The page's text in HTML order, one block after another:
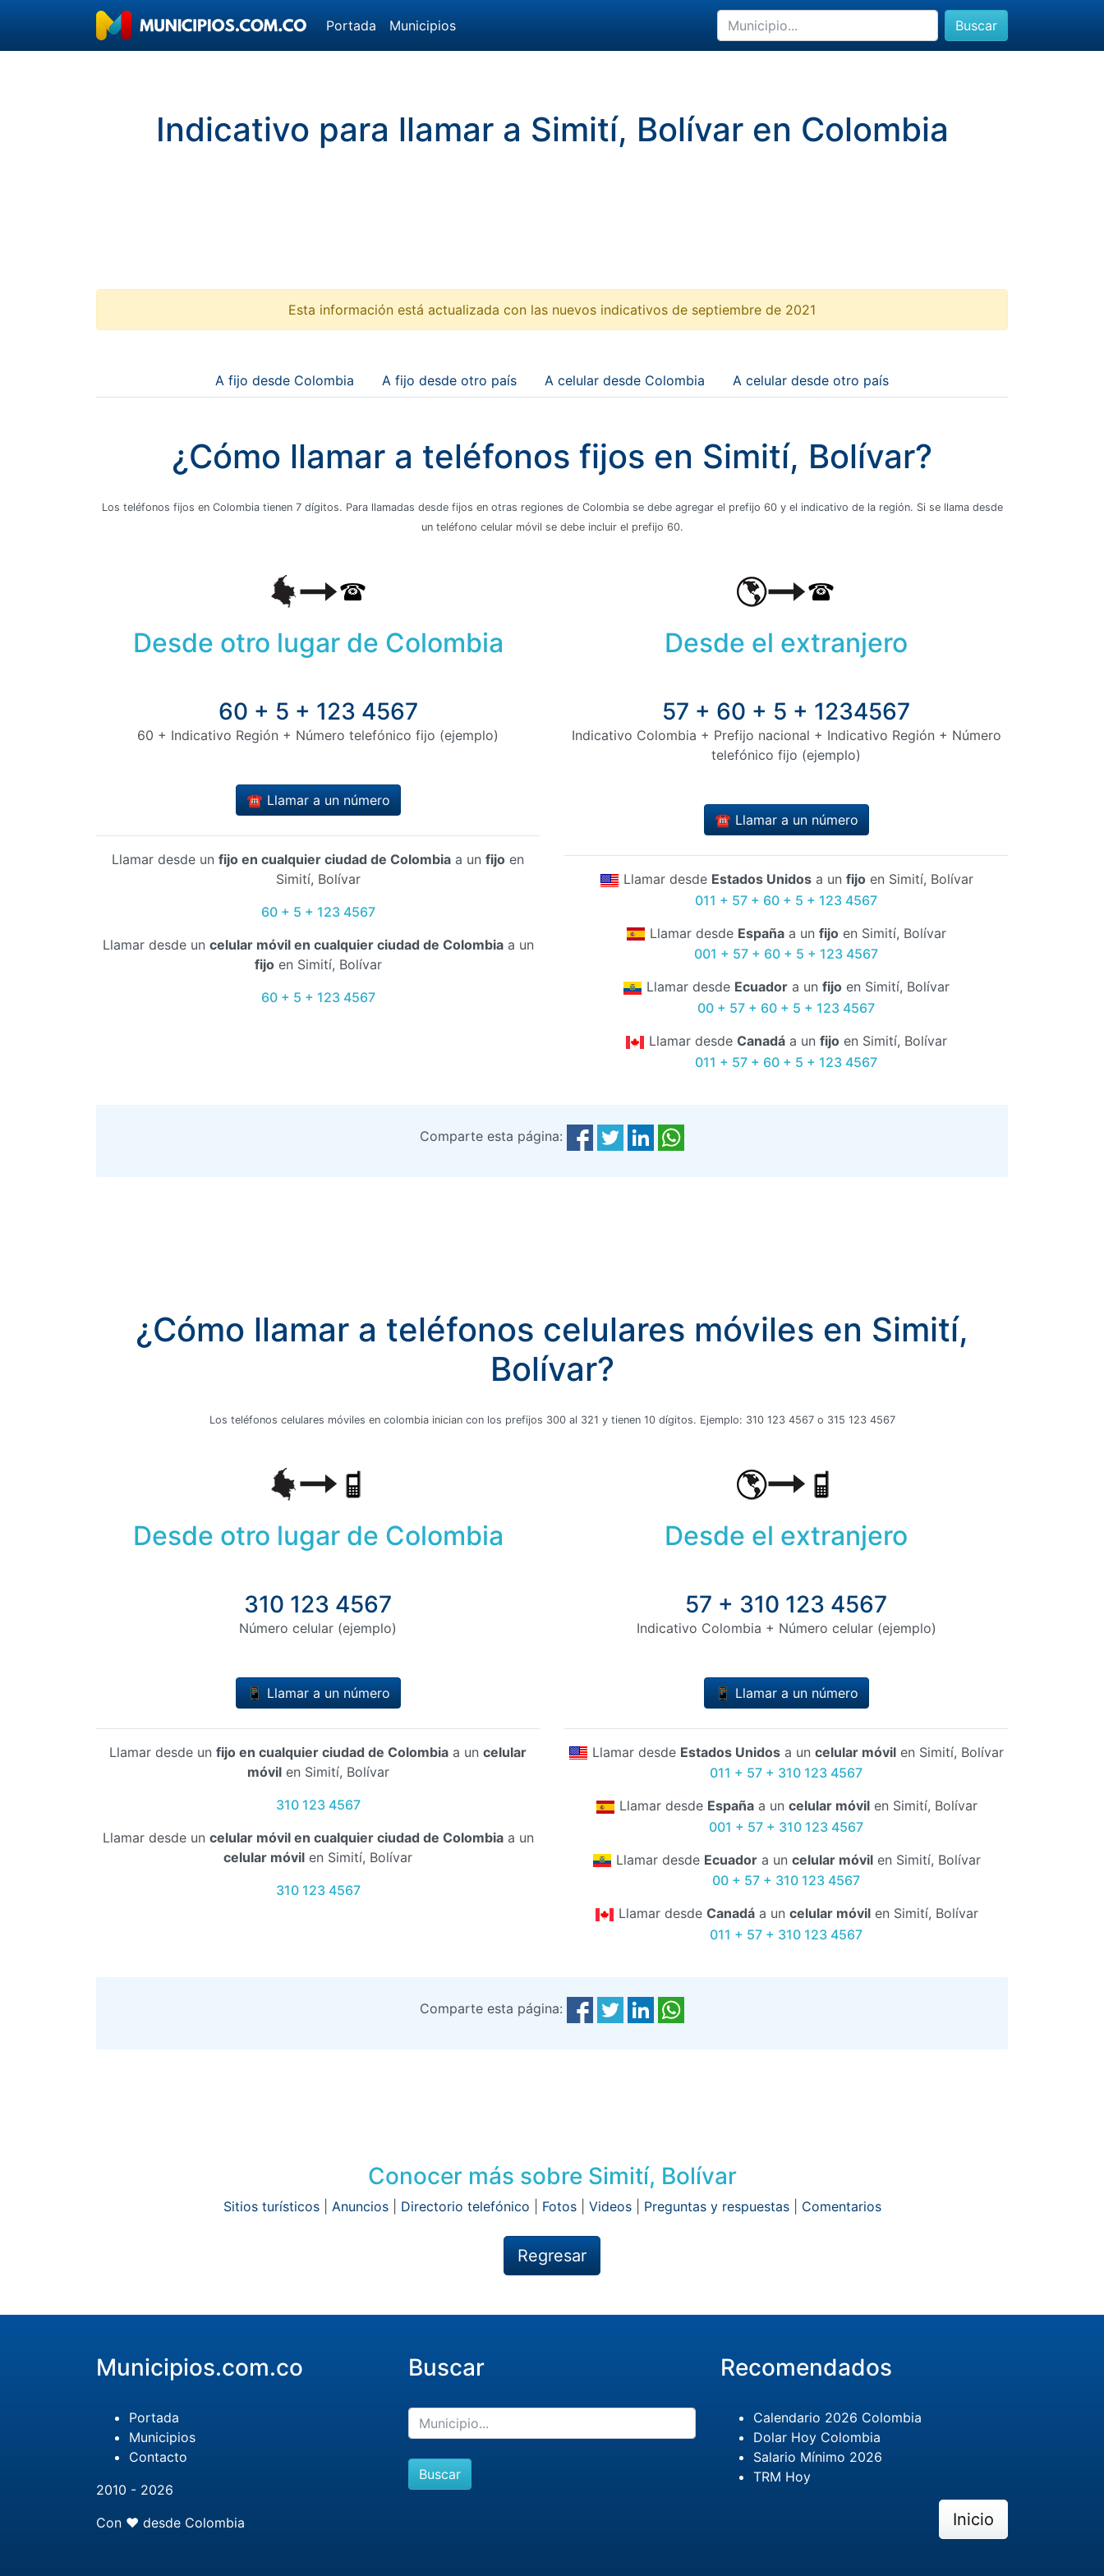
Portada Municipios Buscar
Indicativo para llamar a Simití, Bolívar en Colombia
Esta información está actualizada con las nuevos indicativos de septiembre de 2021
A fijo desde Colombia A fijo desde otro país A celular desde Colombia A celular desde otro país
¿Cómo llamar a teléfonos fijos en Simití, Bolívar?
Los teléfonos fijos en Colombia tienen 7 dígitos. Para llamadas desde fijos en otras regiones de Colombia se debe agregar el prefijo 60 y el indicativo de la región. Si se llama desde
un teléfono celular móvil se debe incluir el prefijo 60.
Desde otro lugar de Colombia
60 + 5 + 123 4567
60 + Indicativo Región + Número telefónico fijo (ejemplo)
☎️ Llamar a un número
Llamar desde un fijo en cualquier ciudad de Colombia a un fijo en
Simití, Bolívar
60 + 5 + 123 4567
Llamar desde un celular móvil en cualquier ciudad de Colombiaa un
fijoen Simití, Bolívar
60 + 5 + 123 4567
Desde el extranjero
57 + 60 + 5 + 1234567
Indicativo Colombia + Prefijo nacional + Indicativo Región + Número
telefónico fijo (ejemplo)
☎️ Llamar a un número
Llamar desde Estados Unidosa un fijoen Simití, Bolívar
011 + 57 + 60 + 5 + 123 4567
Llamar desde España a un fijo en Simití, Bolívar
001 + 57 + 60 + 5 + 123 4567
Llamar desde Ecuador a un fijo en Simití, Bolívar
00 + 57 + 60 + 5 + 123 4567
Llamar desde Canadá a un fijo en Simití, Bolívar
011 + 57 + 60 + 5 + 123 4567
Comparte esta página:
¿Cómo llamar a teléfonos celulares móviles en Simití,
Bolívar?
Los teléfonos celulares móviles en colombia inician con los prefijos 300 al 321 y tienen 10 dígitos. Ejemplo: 310 123 4567 o 315 123 4567
Desde otro lugar de Colombia
310 123 4567
Número celular (ejemplo)
📱 Llamar a un número
Llamar desde un fijo en cualquier ciudad de Colombia a un celular
móvilen Simití, Bolívar
310 123 4567
Llamar desde un celular móvil en cualquier ciudad de Colombiaa un
celular móvil en Simití, Bolívar
310 123 4567
Desde el extranjero
57 + 310 123 4567
Indicativo Colombia + Número celular (ejemplo)
📱 Llamar a un número
Llamar desde Estados Unidos a un celular móvil en Simití, Bolívar
011 + 57 + 310 123 4567
Llamar desde Españaa un celular móvilen Simití, Bolívar
001 + 57 + 310 123 4567
Llamar desde Ecuadora un celular móvilen Simití, Bolívar
00 + 57 + 310 123 4567
Llamar desde Canadáa un celular móvilen Simití, Bolívar
011 + 57 + 310 123 4567
Comparte esta página:
Conocer más sobre Simití, Bolívar
Sitios turísticos| Anuncios| Directorio telefónico Fotos| Videos| Preguntas y respuestas| Comentarios
Regresar
Municipios.com.co
Portada
Municipios
Contacto
2010 - 2026
Con ❤️ desde Colombia
Buscar
Buscar
Recomendados
Calendario 2026 Colombia
Dolar Hoy Colombia
Salario Mínimo 2026
TRM Hoy
Inicio